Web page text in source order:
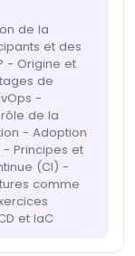
de la
et des
- Origine et
de
-
de la
- Adoption
Principes et
(CI) -
comme
et IaC